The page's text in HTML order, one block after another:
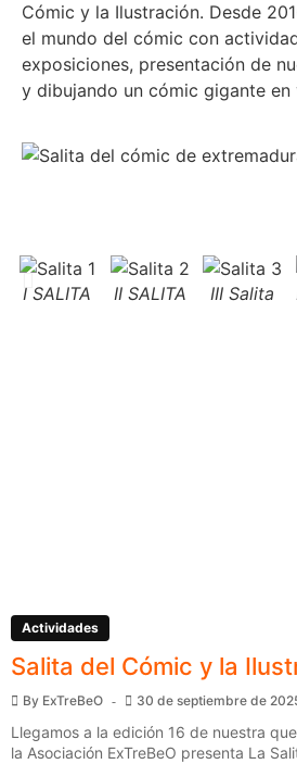
Cómic y la Ilustración. Desde
el mundo del cómic con
exposiciones, presentación de
y dibujando un cómic gigante en
I SALITA II SALITA III Salita
Actividades
Salita del Cómic y la
By ExTreBeO 30 de septiembre de
Llegamos a la edición 16 de nuestra
la Asociación ExTreBeO presenta La